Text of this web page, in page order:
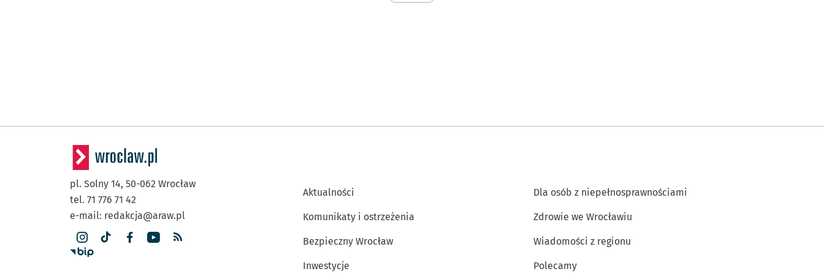
pl. Solny 14, 50-062 Wrocław
tel. 71 776 71 42
e-mail: redakcja@araw.pl
Aktualności
Komunikaty i ostrzeżenia
Bezpieczny Wrocław
Inwestycje
Dla osób z niepełnosprawnościami
Zdrowie we Wrocławiu
Wiadomości z regionu
Polecamy